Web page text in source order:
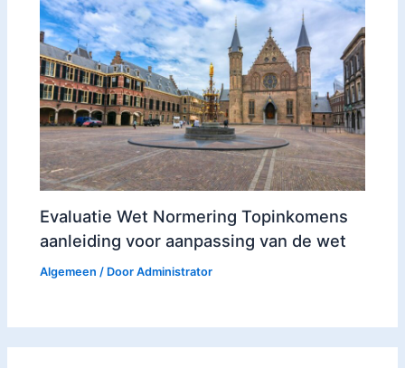
Evaluatie Wet Normering Topinkomens
aanleiding voor aanpassing van de wet
Algemeen / DoorAdministrator